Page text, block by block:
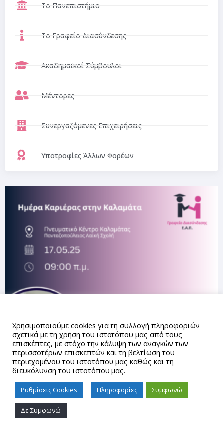
Το Πανεπιστήμιο
Το Γραφείο Διασύνδεσης
Ακαδημαϊκοί Σύμβουλοι
Μέντορες
Συνεργαζόμενες Επιχειρήσεις
Υποτροφίες Άλλων Φορέων
Proudly powered by WordPress
Χρησιμοποιούμε cookies για τη συλλογή πληροφοριών
σχετικά με τη χρήση του ιστοτόπου μας από τους
επισκέπτες, με στόχο την κάλυψη των αναγκών των
περισσοτέρων επισκεπτών και τη βελτίωση του
περιεχομένου του ιστοτόπου μας καθώς και τη
διευκόλυνση του ιστοτόπου μας.
Ρυθμίσεις Cookies Πληροφορίες Συμφωνώ
Δε Συμφωνώ